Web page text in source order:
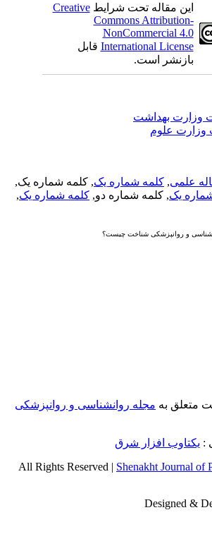
این مقاله تحت شرایطCreative
Commons Attribution-
NonCommercial 4.0
International Licenseقابل
بازنشر است.
بهداشت
علوم
علمی, کلمه شماره یک, کلمه شماره یک,
یک, کلمه شماره دو,کلمه شماره یک,
و روانپزشکی شناخت چیست؟
متعلق بهمجله روانشناسی و روانپزشکی
یکتاوب افزار شرق
Shenakht Journal
Designed &